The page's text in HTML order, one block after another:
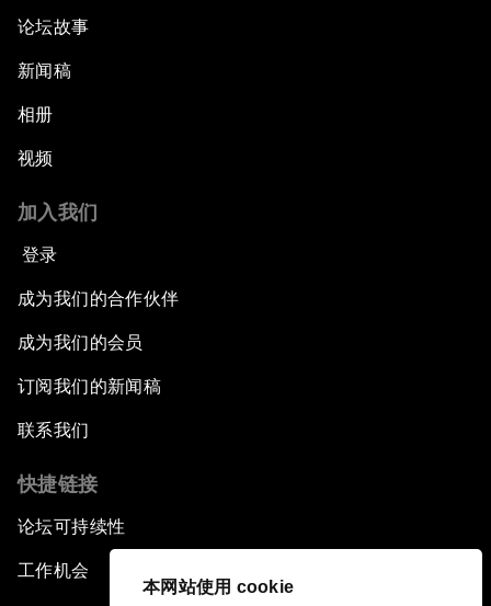
本网站使用 cookie
论坛故事
新闻稿
相册
视频
加入我们
登录
成为我们的合作伙伴
成为我们的会员
订阅我们的新闻稿
联系我们
快捷链接
论坛可持续性
工作机会